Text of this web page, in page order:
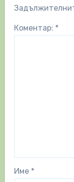
Коментар: *
Име *